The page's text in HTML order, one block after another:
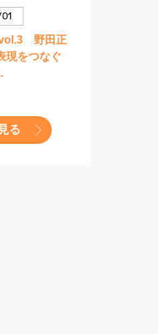
野田正
をつなぐ
る